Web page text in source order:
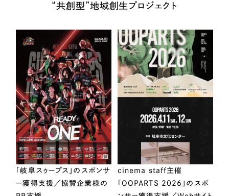
“共創型”地域創生プロジェクト
「岐阜スゥープス」のスポンサ
ー獲得支援／協賛企業様の
cinema staff主催
「OOPARTS 2026」のスポ